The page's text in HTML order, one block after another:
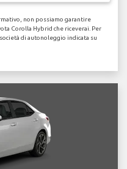
non possiamo garantire
Corolla Hybrid che riceverai. Per
di autonoleggio indicata su